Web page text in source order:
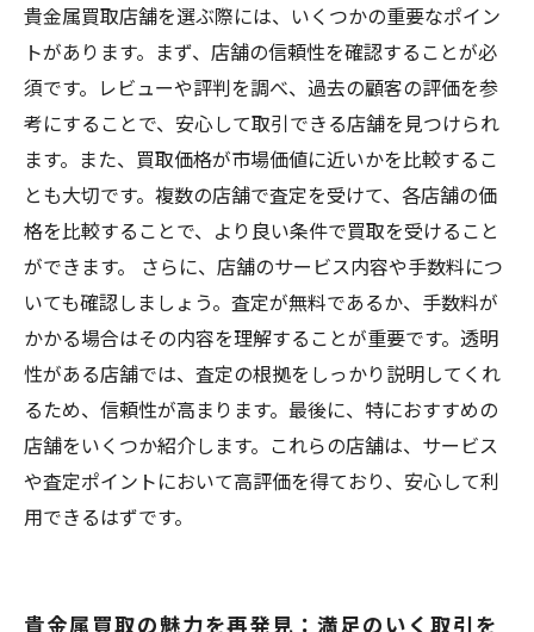
貴金属買取店舗を選ぶ際には、いくつかの重要なポイン
トがあります。まず、店舗の信頼性を確認することが必
須です。レビューや評判を調べ、過去の顧客の評価を参
考にすることで、安心して取引できる店舗を見つけられ
ます。また、買取価格が市場価値に近いかを比較するこ
とも大切です。複数の店舗で査定を受けて、各店舗の価
格を比較することで、より良い条件で買取を受けること
ができます。 さらに、店舗のサービス内容や手数料につ
いても確認しましょう。査定が無料であるか、手数料が
かかる場合はその内容を理解することが重要です。透明
性がある店舗では、査定の根拠をしっかり説明してくれ
るため、信頼性が高まります。最後に、特におすすめの
店舗をいくつか紹介します。これらの店舗は、サービス
や査定ポイントにおいて高評価を得ており、安心して利
用できるはずです。
貴金属買取の魅力を再発見：満足のいく取引を